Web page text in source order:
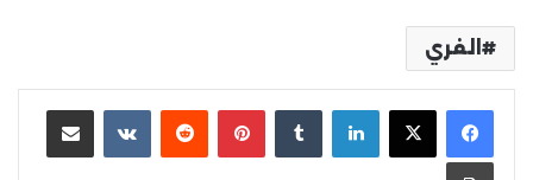
الفري
لينكدإن بينتيريست مشاركة عبر البريد
طباعة